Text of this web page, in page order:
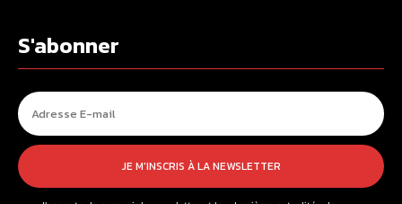
4,00 €
S'abonner
JE M'INSCRIS À LA NEWSLETTER